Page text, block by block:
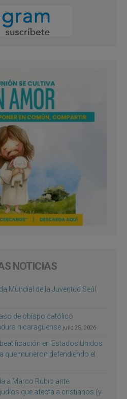
NOTICIAS
Mundial de la Juventud Seúl
de obispo católico
nicaragüense julio 25, 2026
en Estados Unidos
que murieron defendiendo el
a Marco Rubio ante
que afecta a cristianos (y